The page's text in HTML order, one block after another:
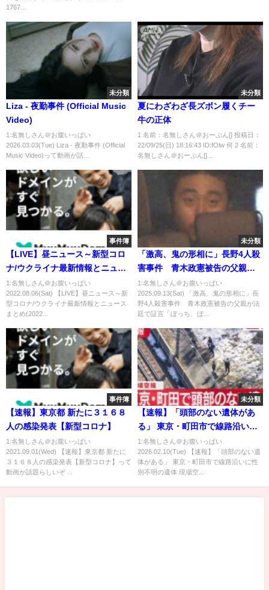
1767...
未分類
Liza - 夜勤事件 (Official Music
Video)
1:名無しさん＠お腹いっぱい
2026.03.03(Tue) Liza - 夜勤事件 (Official
Music Video)って動画が話...
未分類
夏にわざわざ長ズボン履くチー
牛の正体
1 名前：名無しさん＠おーぷん[] 投稿日：
22/09/25(日) 18:16:43 ID:fOlw 何 2 名前：
名無しさん＠おーぷん[]...
事件簿
【LIVE】昼ニュース～新型コロ
ナ/ウクライナ最新情報とニュー
スまとめ(2022年8月6日)ANN/テ
レ朝
1:名無しさん＠お腹いっぱい
2022.08.06(Sat) 【LIVE】昼ニュース～新
型コロナ/ウクライナ最新情報とニュース
まとめ(2022...
未分類
「激高、鬼の形相に」長野4人殺
害事件 青木政憲被告の父親が
法廷で証言「ぼっち、ぼっちと
バカにしただろ」「ぶっ殺す
ぞ」事件9カ月前、アルバイトの
1:名無しさん＠お腹いっぱい
2025.09.13(Sat) 「激高、鬼の形相に」長
野4人殺害事件 青木政憲被告の父親が法
廷で証言「ぼっち、ぼ...
事件簿
【速報】東京都 新たに３１６８
人の感染発表【新型コロナ】
1:名無しさん＠お腹いっぱい
2021.09.01(Wed) 【速報】東京都 新たに
３１６８人の感染発表【新型コロナ】って
動画が話題らしいぞ ...
未分類
【速報】「頭部のない遺体があ
る」 東京・町田市で線路沿いに
性別不明の遺体 現場空撮 (2026
年2月10日) ANN/テレ朝 LIVE
1:名無しさん＠お腹いっぱい
2026.02.10(Tue) 【速報】「頭部のない遺
体がある」 東京・町田市で線路沿いに性
別不明の遺体 現場空...